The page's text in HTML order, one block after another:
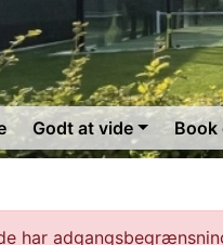
Godt at vide Book
har